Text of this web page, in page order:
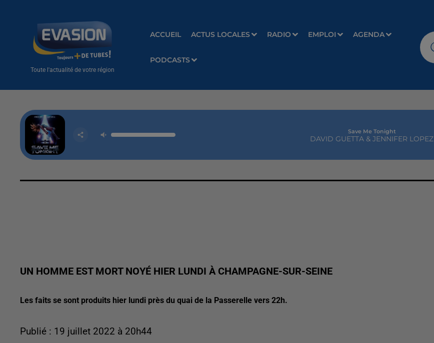
Toute l'actualité de votre région
ACCUEIL ACTUS LOCALES RADIO EMPLOI AGENDA
PODCASTS
Save Me Tonight
DAVID GUETTA & JENNIFER LOPEZ
UN HOMME EST MORT NOYÉ HIER LUNDI À CHAMPAGNE-SUR-SEINE
Les faits se sont produits hier lundi près du quai de la Passerelle vers 22h.
Publié : 19 juillet 2022 à 20h44